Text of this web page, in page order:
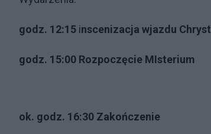
godz. 12:15 inscenizacja wjazdu
godz. 15:00 Rozpoczęcie MIsterium
ok. godz. 16:30 Zakończenie